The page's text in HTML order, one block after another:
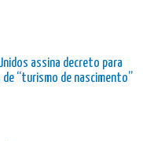
assina decreto para
de “turismo de nascimento”